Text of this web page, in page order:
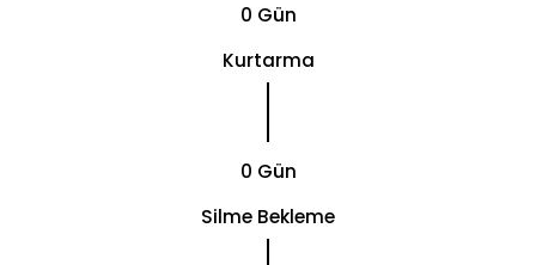
0 Gün
Kurtarma
0 Gün
Silme Bekleme